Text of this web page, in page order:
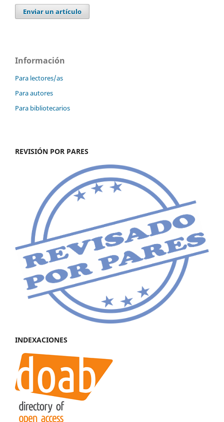
Enviar un artículo
Información
Para lectores/as
Para autores
Para bibliotecarios
REVISIÓN POR PARES
INDEXACIONES